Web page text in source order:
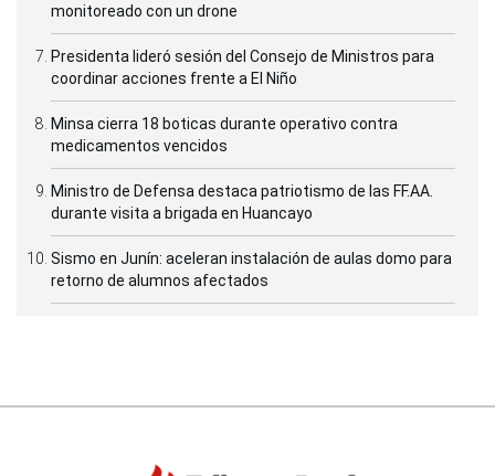
monitoreado con un drone
Presidenta lideró sesión del Consejo de Ministros para
coordinar acciones frente a El Niño
Minsa cierra 18 boticas durante operativo contra
medicamentos vencidos
Ministro de Defensa destaca patriotismo de las FF.AA.
durante visita a brigada en Huancayo
Sismo en Junín: aceleran instalación de aulas domo para
retorno de alumnos afectados